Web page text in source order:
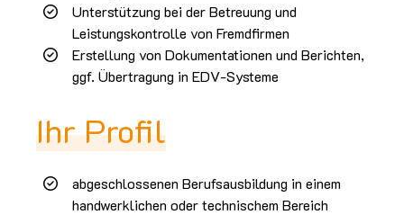
Unterstützung bei der Betreuung und
Leistungskontrolle von Fremdfirmen
Erstellung von Dokumentationen und Berichten,
ggf. Übertragung in EDV-Systeme
Ihr Profil
abgeschlossenen Berufsausbildung in einem
handwerklichen oder technischem Bereich